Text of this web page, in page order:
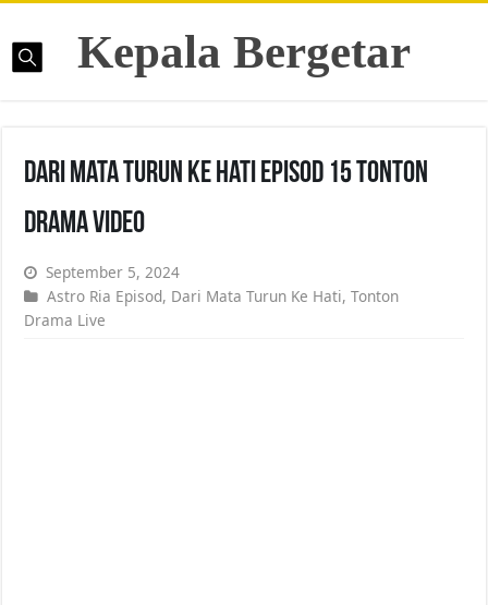
Kepala Bergetar
Dari Mata Turun Ke Hati Episod 15 Tonton
Drama Video
September 5, 2024
Astro Ria Episod, Dari Mata Turun Ke Hati,Tonton
Drama Live